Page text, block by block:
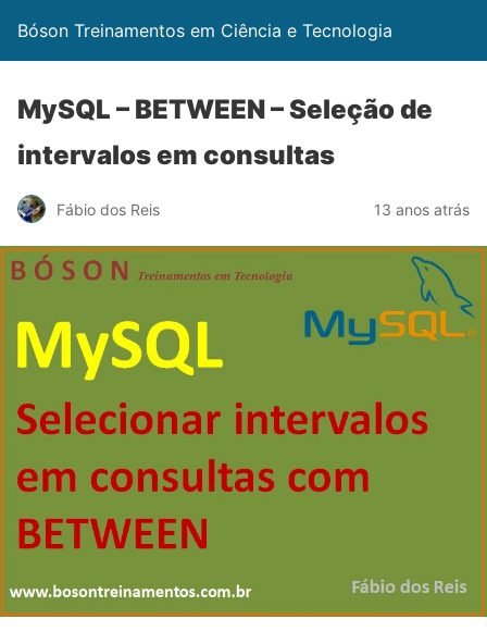
Bóson Treinamentos em Ciência e Tecnologia
MySQL – BETWEEN – Seleção de
intervalos em consultas
Fábio dos Reis 13 anos atrás